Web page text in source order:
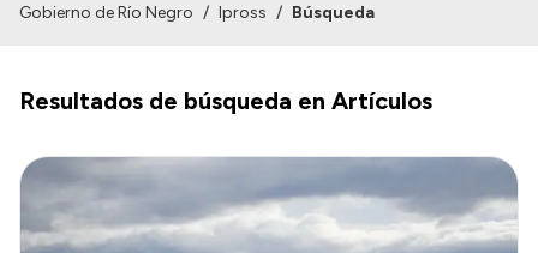
¿Qué es IPROSS?
Autoridades
Delegaciones
Consultorios Propios
Gobierno de Río Negro / Ipross / Búsqueda
Resultados de búsqueda en Artículos